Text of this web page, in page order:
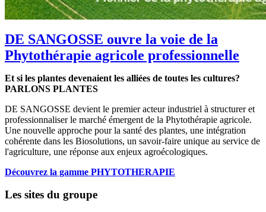
DE SANGOSSE ouvre la voie de la
Phytothérapie agricole professionnelle
Et si les plantes devenaient les alliées de toutes les cultures?
PARLONS PLANTES
DE SANGOSSE devient le premier acteur industriel à structurer et
professionnaliser le marché émergent de la Phytothérapie agricole.
Une nouvelle approche pour la santé des plantes, une intégration
cohérente dans les Biosolutions, un savoir-faire unique au service de
l'agriculture, une réponse aux enjeux agroécologiques.
Découvrez la gamme PHYTOTHERAPIE
Les sites du groupe